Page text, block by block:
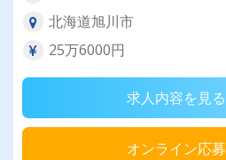
北海道旭川市
25万6000円
求人内容を見る
オンライン応募